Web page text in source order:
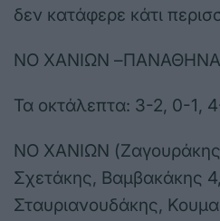
δεν κατάφερε κάτι
ΝΟ ΧΑΝΙΩΝ
Τα οκτάλεπτα: 3-2, 0-1,
ΝΟ ΧΑΝΙΩΝ
Σχετάκης, Βαμβακάκης
Σταυριανουδάκης,